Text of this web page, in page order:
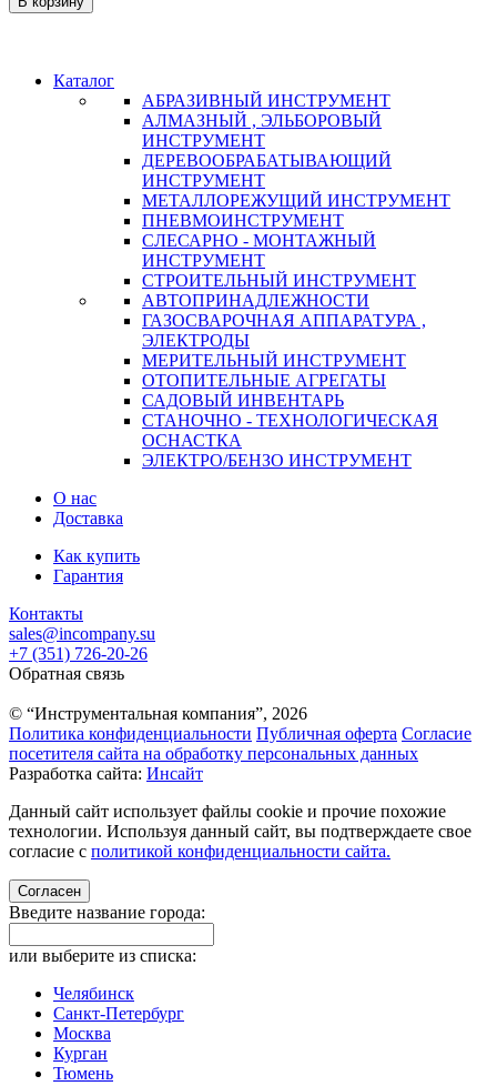
Каталог
АБРАЗИВНЫЙ ИНСТРУМЕНТ
АЛМАЗНЫЙ , ЭЛЬБОРОВЫЙ
ИНСТРУМЕНТ
ДЕРЕВООБРАБАТЫВАЮЩИЙ
ИНСТРУМЕНТ
МЕТАЛЛОРЕЖУЩИЙ ИНСТРУМЕНТ
ПНЕВМОИНСТРУМЕНТ
СЛЕСАРНО - МОНТАЖНЫЙ
ИНСТРУМЕНТ
СТРОИТЕЛЬНЫЙ ИНСТРУМЕНТ
АВТОПРИНАДЛЕЖНОСТИ
ГАЗОСВАРОЧНАЯ АППАРАТУРА ,
ЭЛЕКТРОДЫ
МЕРИТЕЛЬНЫЙ ИНСТРУМЕНТ
ОТОПИТЕЛЬНЫЕ АГРЕГАТЫ
САДОВЫЙ ИНВЕНТАРЬ
СТАНОЧНО - ТЕХНОЛОГИЧЕСКАЯ
ОСНАСТКА
ЭЛЕКТРО/БЕНЗО ИНСТРУМЕНТ
О нас
Доставка
Как купить
Гарантия
Контакты
sales@incompany.su
+7 (351) 726-20-26
Обратная связь
© “Инструментальная компания”, 2026
Политика конфиденциальности Публичная оферта Согласие
посетителя сайта на обработку персональных данных
Разработка сайта: Инсайт
Данный сайт использует файлы cookie и прочие похожие
технологии. Используя данный сайт, вы подтверждаете свое
согласие с политикой конфиденциальности сайта.
Согласен
Введите название города:
или выберите из списка:
Челябинск
Санкт-Петербург
Москва
Курган
Тюмень